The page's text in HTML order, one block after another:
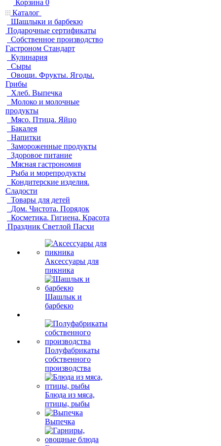
Корзина 0
Каталог
Шашлыки и барбекю
Подарочные сертификаты
Собственное производство
Гастроном Стандарт
Кулинария
Сыры
Овощи. Фрукты. Ягоды.
Грибы
Хлеб. Выпечка
Молоко и молочные
продукты
Мясо. Птица. Яйцо
Бакалея
Напитки
Замороженные продукты
Здоровое питание
Мясная гастрономия
Рыба и морепродукты
Кондитерские изделия.
Сладости
Товары для детей
Дом. Чистота. Порядок
Косметика. Гигиена. Красота
Праздник Светлой Пасхи
Аксессуары для
пикника
Шашлык и
барбекю
Полуфабрикаты
собственного
производства
Блюда из мяса,
птицы, рыбы
Выпечка